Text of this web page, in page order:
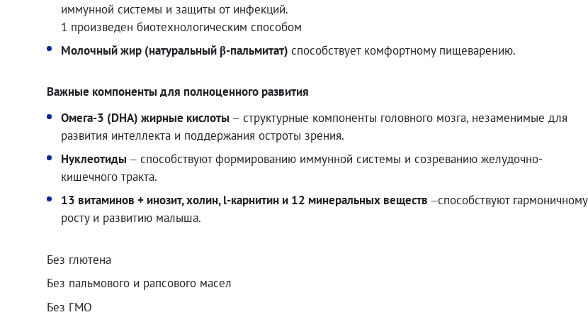
иммунной системы и защиты от инфекций.
1 произведен биотехнологическим способом
Молочный жир (натуральный β-пальмитат) способствует комфортному пищеварению.
Важные компоненты для полноценного развития
Омега-3 (DHA) жирные кислоты – структурные компоненты головного мозга, незаменимые для
развития интеллекта и поддержания остроты зрения.
Нуклеотиды – способствуют формированию иммунной системы и созреванию желудочно-
кишечного тракта.
13 витаминов + инозит, холин, l-карнитин и 12 минеральных веществ –способствуют гармоничному
росту и развитию малыша.
Без глютена
Без пальмового и рапсового масел
Без ГМО
882.00
882.00 ₽
₽